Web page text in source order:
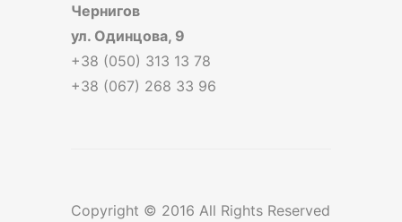
Чернигов
ул. Одинцова, 9
+38 (050) 313 13 78
+38 (067) 268 33 96
Copyright © 2016 All Rights Reserved